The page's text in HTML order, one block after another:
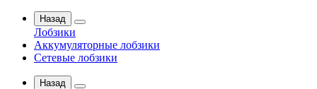
Назад
Лобзики
Аккумуляторные лобзики
Сетевые лобзики
Назад